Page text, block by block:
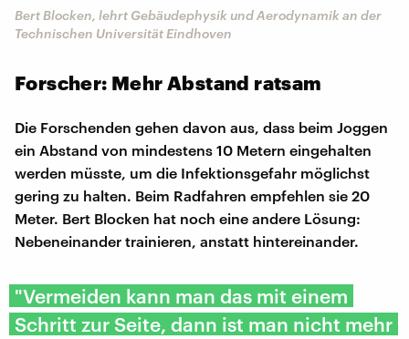
Bert Blocken, lehrt Gebäudephysik und Aerodynamik an der
Technischen Universität Eindhoven
Forscher: Mehr Abstand ratsam
Die Forschenden gehen davon aus, dass beim Joggen
ein Abstand von mindestens 10 Metern eingehalten
werden müsste, um die Infektionsgefahr möglichst
gering zu halten. Beim Radfahren empfehlen sie 20
Meter. Bert Blocken hat noch eine andere Lösung:
Nebeneinander trainieren, anstatt hintereinander.
"Vermeiden kann man das mit einem
Schritt zur Seite, dann ist man nicht mehr